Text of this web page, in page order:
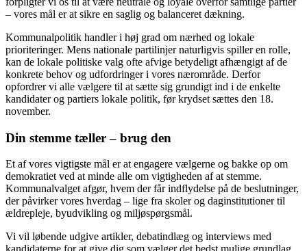
– vores mål er at sikre en saglig og balanceret dækning.
Kommunalpolitik handler i høj grad om nærhed og lokale
prioriteringer. Mens nationale partilinjer naturligvis spiller en rolle,
kan de lokale politiske valg ofte afvige betydeligt afhængigt af de
konkrete behov og udfordringer i vores nærområde. Derfor
opfordrer vi alle vælgere til at sætte sig grundigt ind i de enkelte
kandidater og partiers lokale politik, før krydset sættes den 18.
november.
Din stemme tæller – brug den
Et af vores vigtigste mål er at engagere vælgerne og bakke op om
demokratiet ved at minde alle om vigtigheden af at stemme.
Kommunalvalget afgør, hvem der får indflydelse på de beslutninger,
der påvirker vores hverdag – lige fra skoler og daginstitutioner til
ældrepleje, byudvikling og miljøspørgsmål.
Vi vil løbende udgive artikler, debatindlæg og interviews med